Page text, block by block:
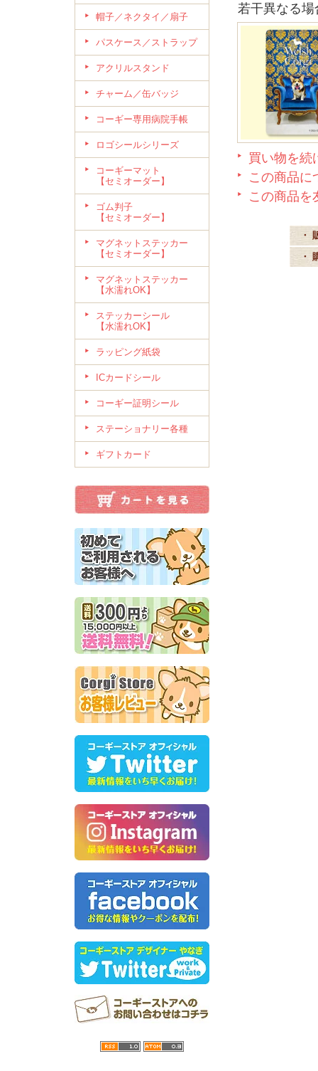
帽子／ネクタイ／扇子
パスケース／ストラップ
アクリルスタンド
チャーム／缶バッジ
コーギー専用病院手帳
ロゴシールシリーズ
コーギーマット
【セミオーダー】
ゴム判子
【セミオーダー】
マグネットステッカー
【セミオーダー】
マグネットステッカー
【水濡れOK】
ステッカーシール
【水濡れOK】
ラッピング紙袋
ICカードシール
コーギー証明シール
ステーショナリー各種
ギフトカード
若干異なる
買い物を続
この商品に
この商品を
・
・